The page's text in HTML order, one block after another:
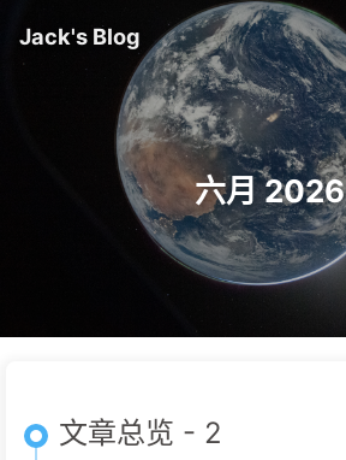
Jack's Blog
六月 2026
文章总览 - 2